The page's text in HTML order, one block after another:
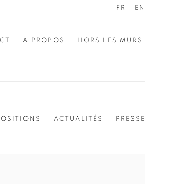
À PROPOS HORS LES MURS
FR EN
ACTUALITÉS PRESSE